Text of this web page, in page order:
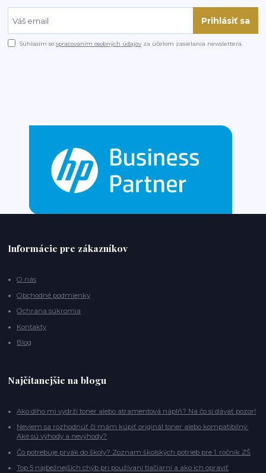
Prihlásiť sa
Súhlasím sospracovaním osobných údajov za účelom zasielania newslettera.
Informácie pre zákazníkov
O nás
Obchodné podmienky
Ochrana súkromia
Kontakty
Blog
Najčítanejšie na blogu
Ako dlho mi vydrží toner alebo atramentová náplň? Na čo si dávať pozor!
Neviem sa rozhodnúť či mám kúpiť originál toner alebo kompatibilný:
Aké sú výhody a nevýhody?
Čo potrebuje prvák do školy? Zoznam školských potrieb pre 1. ročník ZŠ
Top 5 najbežnejších chýb pri používaní tlačiarní a ako ich opraviť